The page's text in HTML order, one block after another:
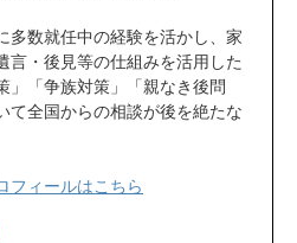
多数就任中の経験を活かし、家
言・後見等の仕組みを活用した
」「争族対策」「親なき後問
て全国からの相談が後を絶たな
フィールはこちら